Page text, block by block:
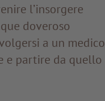
l’insorgere
doveroso
a un medico
e partire da quello